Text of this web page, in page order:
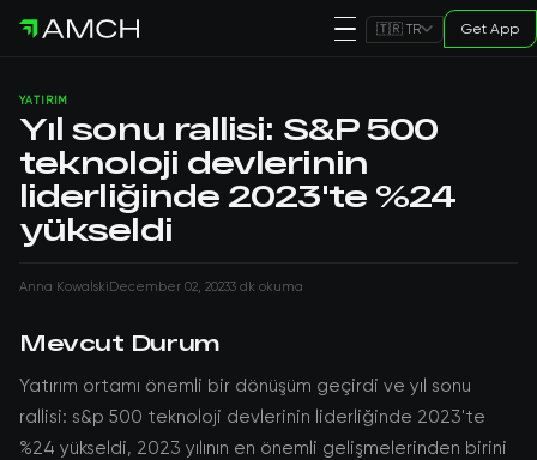
🇹🇷 TR Get App
YATIRIM
Yıl sonu rallisi: S&P 500
teknoloji devlerinin
liderliğinde 2023'te %24
yükseldi
Anna KowalskiDecember 02, 20233 dk okuma
Mevcut Durum
Yatırım ortamı önemli bir dönüşüm geçirdi ve yıl sonu
rallisi: s&p 500 teknoloji devlerinin liderliğinde 2023'te
%24 yükseldi, 2023 yılının en önemli gelişmelerinden birini